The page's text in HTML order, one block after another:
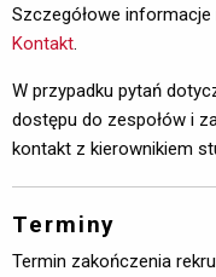
Szczegółowe
Kontakt.
W przypadku pytań
dostępu do zespołów i
kontakt z kierownikiem
Terminy
Termin zakończenia